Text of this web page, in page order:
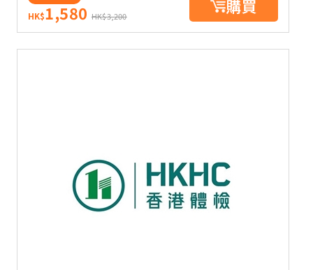
HK$1,580 HK$3,200 購買